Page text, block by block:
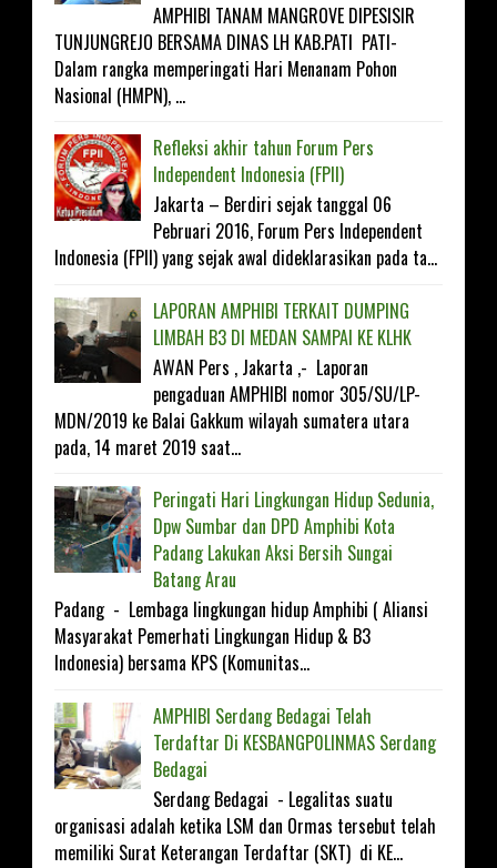
AMPHIBI TANAM MANGROVE DIPESISIR
TUNJUNGREJO BERSAMA DINAS LH KAB.PATI PATI-
Dalam rangka memperingati Hari Menanam Pohon
Nasional (HMPN), ...
Refleksi akhir tahun Forum Pers
Independent Indonesia (FPII)
Jakarta – Berdiri sejak tanggal 06
Pebruari 2016, Forum Pers Independent
Indonesia (FPII) yang sejak awal dideklarasikan pada ta...
LAPORAN AMPHIBI TERKAIT DUMPING
LIMBAH B3 DI MEDAN SAMPAI KE KLHK
AWAN Pers , Jakarta ,- Laporan
pengaduan AMPHIBI nomor 305/SU/LP-
MDN/2019 ke Balai Gakkum wilayah sumatera utara
pada, 14 maret 2019 saat...
Peringati Hari Lingkungan Hidup Sedunia,
Dpw Sumbar dan DPD Amphibi Kota
Padang Lakukan Aksi Bersih Sungai
Batang Arau
Padang - Lembaga lingkungan hidup Amphibi ( Aliansi
Masyarakat Pemerhati Lingkungan Hidup & B3
Indonesia) bersama KPS (Komunitas...
AMPHIBI Serdang Bedagai Telah
Terdaftar Di KESBANGP0LINMAS Serdang
Bedagai
Serdang Bedagai - Legalitas suatu
organisasi adalah ketika LSM dan Ormas tersebut telah
memiliki Surat Keterangan Terdaftar (SKT) di KE...